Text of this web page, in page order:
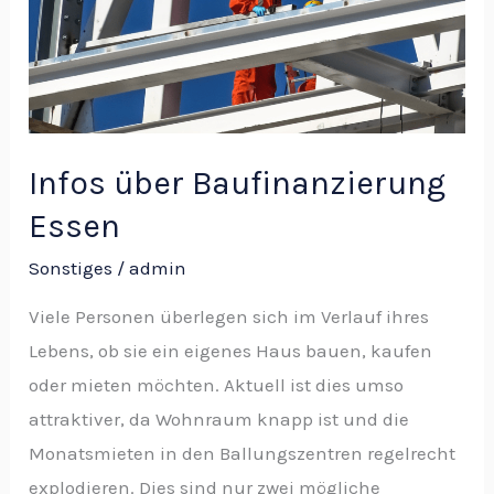
Infos über Baufinanzierung
Essen
Sonstiges /admin
Viele Personen überlegen sich im Verlauf ihres
Lebens, ob sie ein eigenes Haus bauen, kaufen
oder mieten möchten. Aktuell ist dies umso
attraktiver, da Wohnraum knapp ist und die
Monatsmieten in den Ballungszentren regelrecht
explodieren. Dies sind nur zwei mögliche